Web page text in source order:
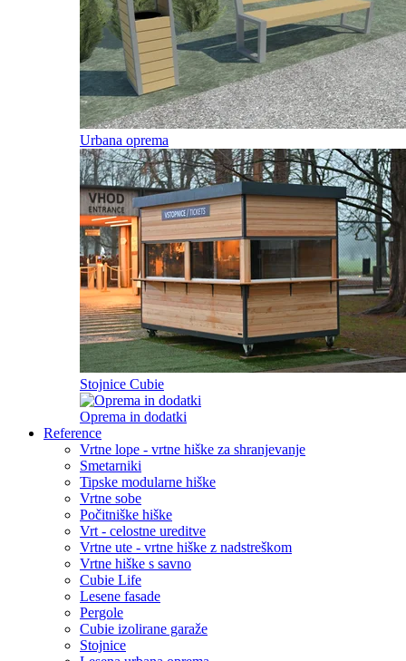
Urbana oprema
Stojnice Cubie
Oprema in dodatki
Reference
Vrtne lope - vrtne hiške za shranjevanje
Smetarniki
Tipske modularne hiške
Vrtne sobe
Počitniške hiške
Vrt - celostne ureditve
Vrtne ute - vrtne hiške z nadstreškom
Vrtne hiške s savno
Cubie Life
Lesene fasade
Pergole
Cubie izolirane garaže
Stojnice